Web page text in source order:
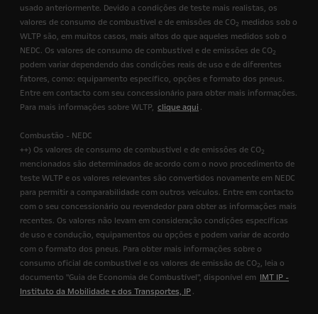
usado anteriormente. Devido a condições de teste mais realistas, os
valores de consumo de combustível e de emissões de CO2 medidos sob o
WLTP são, em muitos casos, mais altos do que aqueles medidos sob o
NEDC. Os valores de consumo de combustível e de emissões de CO2
podem variar dependendo das condições reais de uso e de diferentes
fatores, como: equipamento específico, opções e formato dos pneus.
Entre em contacto com seu concessionário para obter mais informações.
Para mais informações sobre WLTP, clique aqui .
Combustão - NEDC
++) Os valores de consumo de combustível e de emissões de CO2
mencionados são determinados de acordo com o novo procedimento de
teste WLTP e os valores relevantes são convertidos novamente em NEDC
para permitir a comparabilidade com outros veículos. Entre em contacto
com o seu concessionário ou revendedor para obter as informações mais
recentes. Os valores não levam em consideração condições específicas
de uso e condução, equipamentos ou opções e podem variar de acordo
com o formato dos pneus. Para obter mais informações sobre o
consumo oficial de combustível e os valores de emissão de CO2, leia o
documento "Guia de Economia de Combustível", disponível em IMT IP -
Instituto da Mobilidade e dos Transportes, IP .